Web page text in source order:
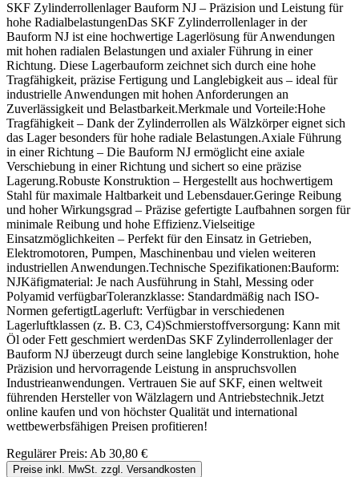
SKF Zylinderrollenlager Bauform NJ – Präzision und Leistung für
hohe RadialbelastungenDas SKF Zylinderrollenlager in der
Bauform NJ ist eine hochwertige Lagerlösung für Anwendungen
mit hohen radialen Belastungen und axialer Führung in einer
Richtung. Diese Lagerbauform zeichnet sich durch eine hohe
Tragfähigkeit, präzise Fertigung und Langlebigkeit aus – ideal für
industrielle Anwendungen mit hohen Anforderungen an
Zuverlässigkeit und Belastbarkeit.Merkmale und Vorteile:Hohe
Tragfähigkeit – Dank der Zylinderrollen als Wälzkörper eignet sich
das Lager besonders für hohe radiale Belastungen.Axiale Führung
in einer Richtung – Die Bauform NJ ermöglicht eine axiale
Verschiebung in einer Richtung und sichert so eine präzise
Lagerung.Robuste Konstruktion – Hergestellt aus hochwertigem
Stahl für maximale Haltbarkeit und Lebensdauer.Geringe Reibung
und hoher Wirkungsgrad – Präzise gefertigte Laufbahnen sorgen für
minimale Reibung und hohe Effizienz.Vielseitige
Einsatzmöglichkeiten – Perfekt für den Einsatz in Getrieben,
Elektromotoren, Pumpen, Maschinenbau und vielen weiteren
industriellen Anwendungen.Technische Spezifikationen:Bauform:
NJKäfigmaterial: Je nach Ausführung in Stahl, Messing oder
Polyamid verfügbarToleranzklasse: Standardmäßig nach ISO-
Normen gefertigtLagerluft: Verfügbar in verschiedenen
Lagerluftklassen (z. B. C3, C4)Schmierstoffversorgung: Kann mit
Öl oder Fett geschmiert werdenDas SKF Zylinderrollenlager der
Bauform NJ überzeugt durch seine langlebige Konstruktion, hohe
Präzision und hervorragende Leistung in anspruchsvollen
Industrieanwendungen. Vertrauen Sie auf SKF, einen weltweit
führenden Hersteller von Wälzlagern und Antriebstechnik.Jetzt
online kaufen und von höchster Qualität und international
wettbewerbsfähigen Preisen profitieren!
Regulärer Preis: Ab 30,80 €
Preise inkl. MwSt. zzgl. Versandkosten